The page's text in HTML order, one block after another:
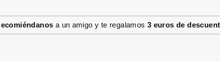
Pvr 2.49€ desde
a un amigo y te regalamos 3 euros de